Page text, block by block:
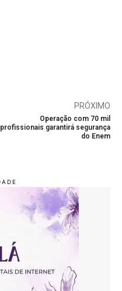
PRÓXIMO
Operação com 70 mil
profissionais garantirá segurança
do Enem